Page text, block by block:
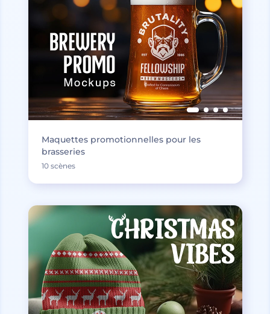
Maquettes promotionnelles pour les
brasseries
10 scènes